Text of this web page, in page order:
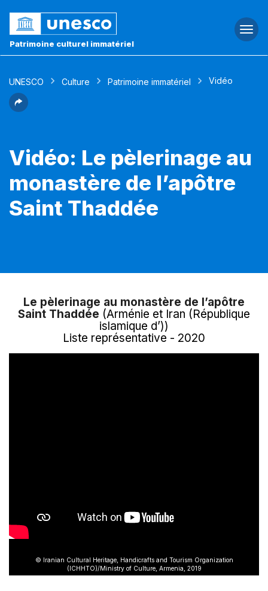
Patrimoine culturel immatériel
UNESCO Culture Patrimoine immatériel Vidéo
Vidéo: Le pèlerinage au
monastère de l’apôtre
Saint Thaddée
Le pèlerinage au monastère de l’apôtre
Saint Thaddée (Arménie et Iran (République
islamique d’))
Liste représentative - 2020
© Iranian Cultural Heritage, Handicrafts and Tourism Organization
(ICHHTO)/Ministry of Culture, Armenia, 2019